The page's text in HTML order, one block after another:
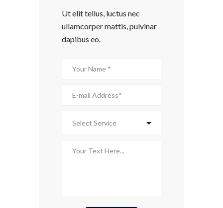
Ut elit tellus, luctus nec
ullamcorper mattis, pulvinar
dapibus eo.